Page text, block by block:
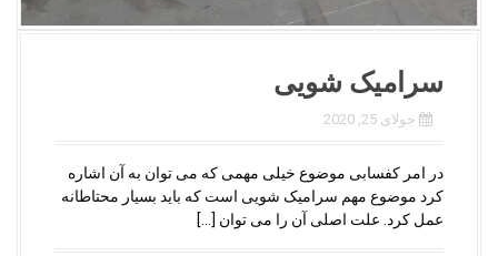
سرامیک شویی
جولای 25, 2020
در امر کفسابی موضوع خیلی مهمی که می توان به آن اشاره
کرد موضوع مهم سرامیک شویی است که باید بسیار محتاطانه
عمل کرد. علت اصلی آن را می توان […]